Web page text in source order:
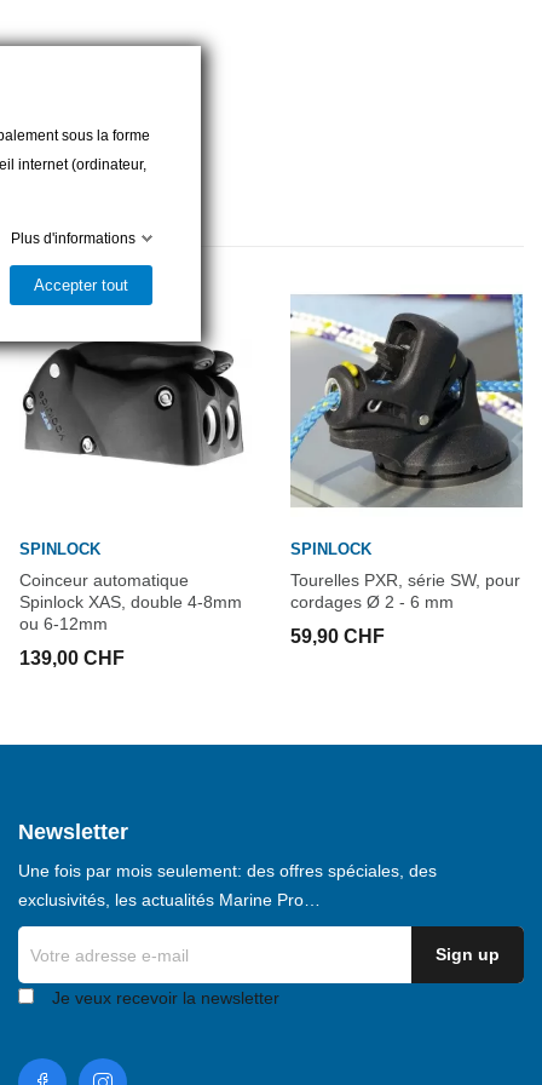
SPINLOCK
Coinceur automatique
Spinlock XAS, double 4-8mm
ou 6-12mm
139,00 CHF
SPINLOCK
Tourelles PXR, série SW, pour
cordages Ø 2 - 6 mm
59,90 CHF
Newsletter
Une fois par mois seulement: des offres spéciales, des
exclusivités, les actualités Marine Pro…
Je veux recevoir la newsletter
sous la forme
internet (ordinateur,
Plus d'informations
Accepter tout